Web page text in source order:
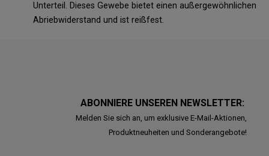
Unterteil. Dieses Gewebe bietet einen außergewöhnlichen
Abriebwiderstand und ist reißfest.
ABONNIERE UNSEREN NEWSLETTER:
Melden Sie sich an, um exklusive E-Mail-Aktionen,
Produktneuheiten und Sonderangebote!